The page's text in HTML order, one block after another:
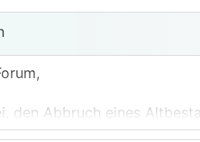
den Abbruch eines